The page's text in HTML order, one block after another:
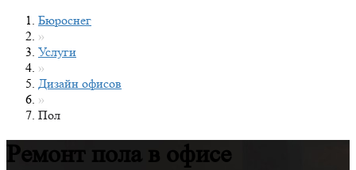
Бюроснег
»
Услуги
»
Дизайн офисов
»
Пол
Ремонт пола в офисе